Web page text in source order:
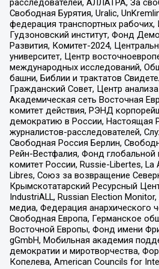
расследователей, АЛЛАТРА, За
Свободная Бурятия, Uralic,
федерация транспортных
Гудзоновский институт, Фонд
Развития, Комитет-2024,
университет, Центр
международных исследований,
башни, Библии и трактатов
Гражданский Совет, Центр
Академическая сеть Восточная
комитет действия, РЭНД
демократию в России, Настоящая
журналистов-расследователей,
Свободная Россия Берлин,
Рейн-Вестфалия, Фонд
комитет России, Russie-Libertes,
Libres, Союз за возвращение
Крымскотатарский Ресурсный
IndustriALL, Russian Election
медиа, Федерация анархического
Свободная Европа, Германское
Восточной Европы, Фонд имени
gGmbH, Мобильная академия
демократии и миротворчества,
Копелева, American Councils for